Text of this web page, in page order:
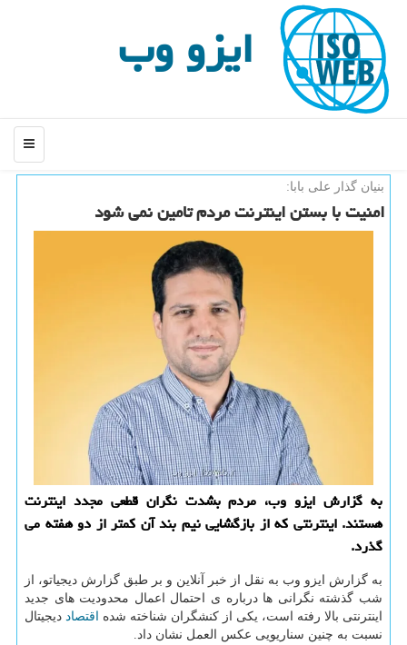
ایزو وب
منو
بنیان گذار علی بابا:
امنیت با بستن اینترنت مردم تامین نمی شود
به گزارش ایزو وب، مردم بشدت نگران قطعی مجدد اینترنت
هستند. اینترنتی که از بازگشایی نیم بند آن کمتر از دو هفته می
گذرد.
به گزارش ایزو وب به نقل از خبر آنلاین و بر طبق گزارش دیجیاتو، از
شب گذشته نگرانی ها درباره ی احتمال اعمال محدودیت های جدید
اینترنتی بالا رفته است، یکی از کنشگران شناخته شده
اقتصاد دیجیتال
نسبت به چنین سناریویی عکس العمل نشان داد.